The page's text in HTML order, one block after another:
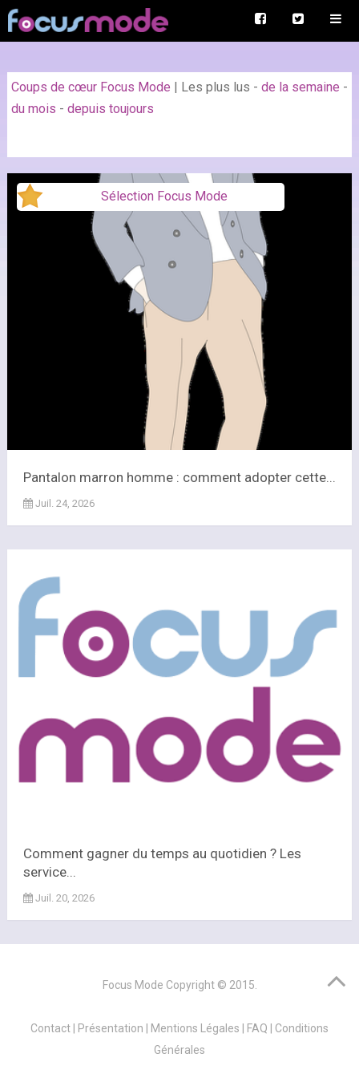
Coups de cœur Focus Mode | Les plus lus - de la semaine -
du mois - depuis toujours
Sélection Focus Mode
Pantalon marron homme : comment adopter cette...
Juil. 24, 2026
Comment gagner du temps au quotidien ? Les
service...
Juil. 20, 2026
Focus Mode Copyright © 2015.
Contact Présentation Mentions Légales FAQ
Conditions
Générales